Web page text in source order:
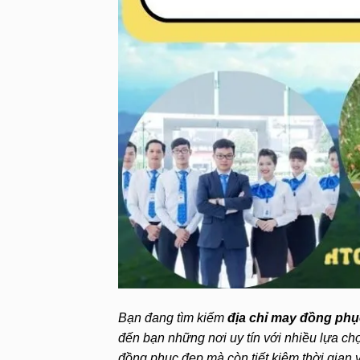
Bạn đang tìm kiếm địa chỉ may đồng
đến bạn những nơi uy tín với nhiều lựa